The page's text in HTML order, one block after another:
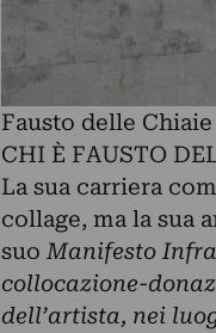
Fausto delle Chiaie
CHI È FAUSTO
La sua carriera
collage, ma la sua
suo Manifesto
collocazione-
dell’artista, nei